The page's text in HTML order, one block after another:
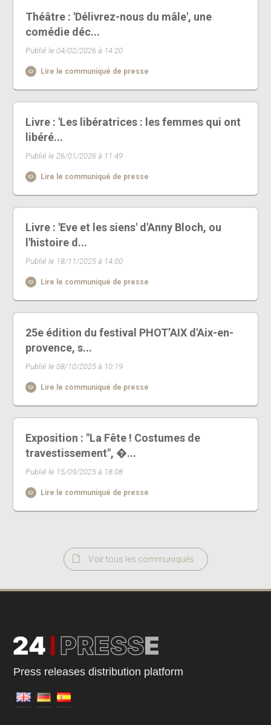
Théâtre : 'Délivrez-nous du mâle', une
comédie déc...
Publié le 04/02/2026 à 14:20
Lire le communiqué de presse
Livre : 'Les libératrices : les femmes qui ont
libéré...
Publié le 26/01/2026 à 11:49
Lire le communiqué de presse
Livre : 'Eve et les siens' d'Anny Bloch, ou
l'histoire d...
Publié le 18/11/2025 à 14:00
Lire le communiqué de presse
25e édition du festival PHOT’AIX d'Aix-en-
provence, s...
Publié le 08/10/2025 à 10:19
Lire le communiqué de presse
Exposition : "La Fête ! Costumes de
travestissement", �...
Publié le 15/09/2025 à 18:08
Lire le communiqué de presse
Voir tous les communiqués
Press releases distribution platform